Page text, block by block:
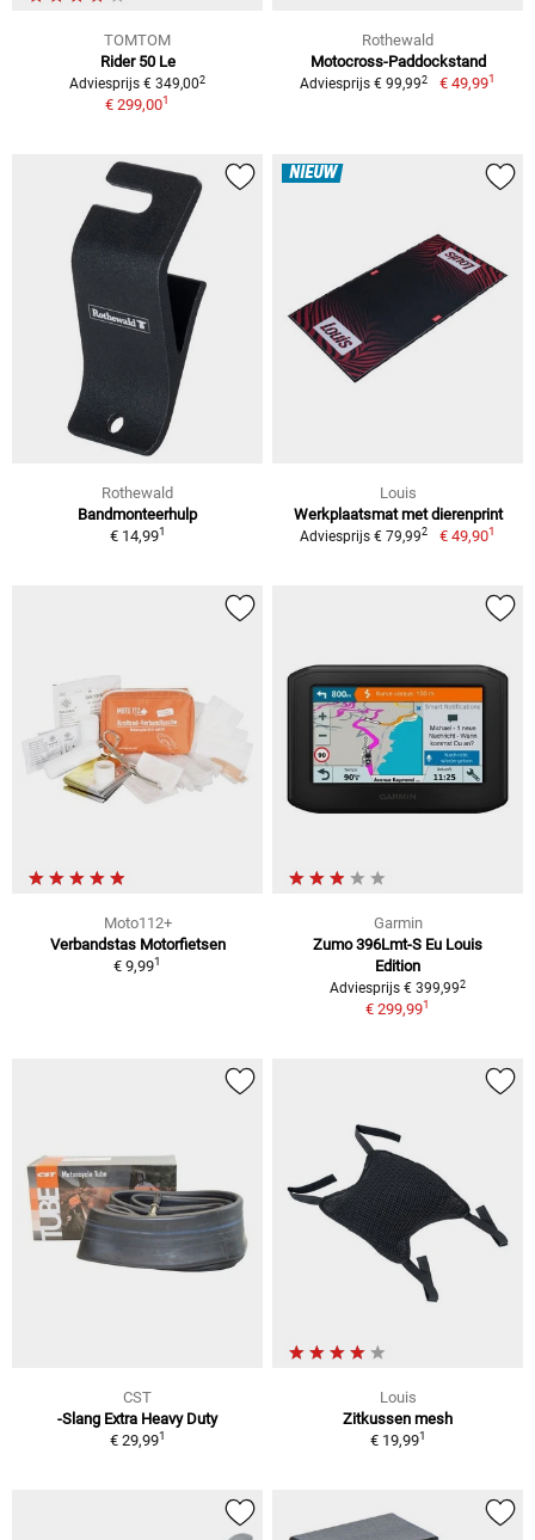
TOMTOM
Rider 50 Le
Adviesprijs € 349,002
€ 299,001
Rothewald
Motocross-Paddockstand
Adviesprijs € 99,992 € 49,991
Rothewald
Bandmonteerhulp
€ 14,991
NIEUW
Louis
Werkplaatsmat met dierenprint
Adviesprijs € 79,992 € 49,901
Moto112+
Verbandstas Motorfietsen
€ 9,991
Garmin
Zumo 396Lmt-S Eu Louis
Edition
Adviesprijs € 399,992
€ 299,991
CST
-Slang Extra Heavy Duty
€ 29,991
Louis
Zitkussen mesh
€ 19,991